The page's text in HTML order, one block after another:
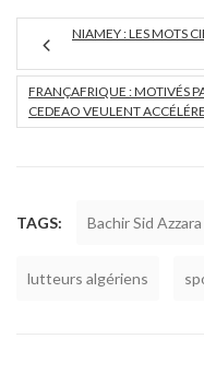
NIAMEY : LES MOTS
FRANÇAFRIQUE : MOTIVÉS
CEDEAO VEULENT
TAGS: Bachir Sid Azzara
lutteurs algériens